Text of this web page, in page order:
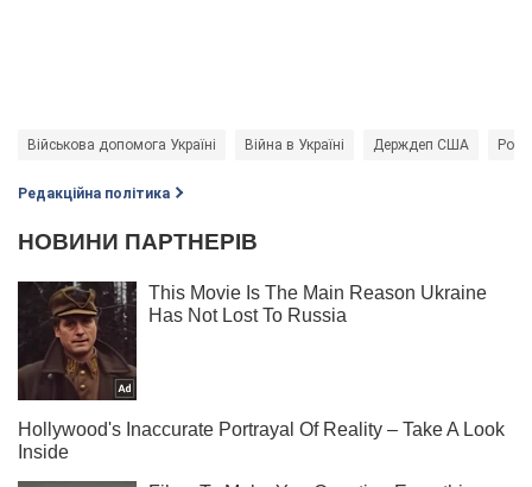
Військова допомога Україні Війна в Україні Держдеп США
Редакційна політика